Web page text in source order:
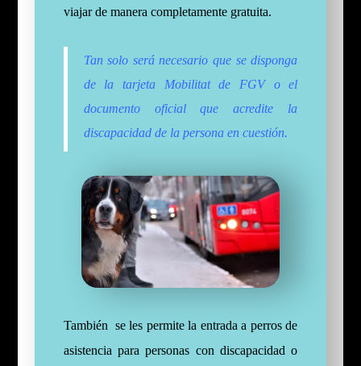
viajar de manera completamente gratuita.
Tan solo será necesario que se disponga
de la tarjeta Mobilitat de FGV o el
documento oficial que acredite la
discapacidad de la persona en cuestión.
También se les permite la entrada a perros de
asistencia para personas con discapacidad o